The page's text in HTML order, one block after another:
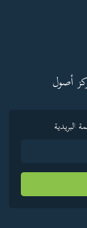
أصول
البريدية